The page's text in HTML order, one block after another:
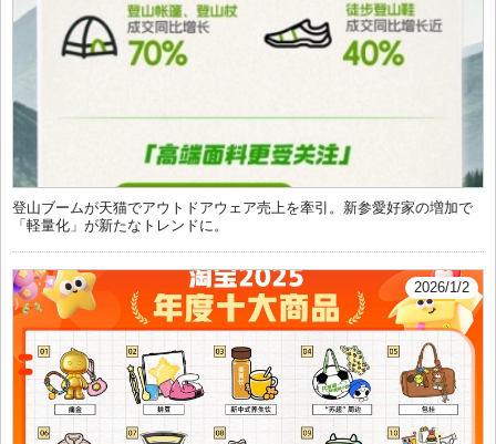
登山ブームが天猫でアウトドアウェア売上を牽引。新参愛好家の増加で
「軽量化」が新たなトレンドに。
2026/1/2